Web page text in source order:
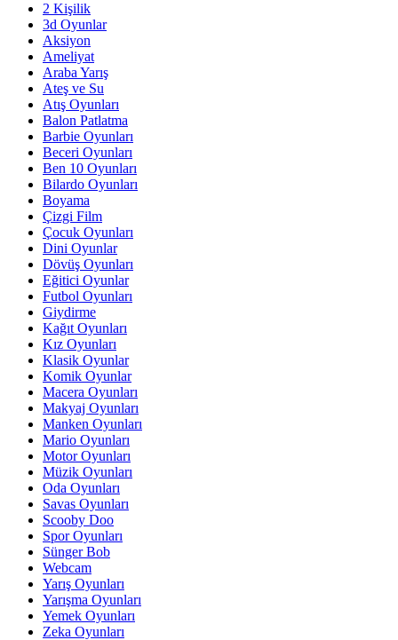
2 Kişilik
3d Oyunlar
Aksiyon
Ameliyat
Araba Yarış
Ateş ve Su
Atış Oyunları
Balon Patlatma
Barbie Oyunları
Beceri Oyunları
Ben 10 Oyunları
Bilardo Oyunları
Boyama
Çizgi Film
Çocuk Oyunları
Dini Oyunlar
Dövüş Oyunları
Eğitici Oyunlar
Futbol Oyunları
Giydirme
Kağıt Oyunları
Kız Oyunları
Klasik Oyunlar
Komik Oyunlar
Macera Oyunları
Makyaj Oyunları
Manken Oyunları
Mario Oyunları
Motor Oyunları
Müzik Oyunları
Oda Oyunları
Savas Oyunları
Scooby Doo
Spor Oyunları
Sünger Bob
Webcam
Yarış Oyunları
Yarışma Oyunları
Yemek Oyunları
Zeka Oyunları